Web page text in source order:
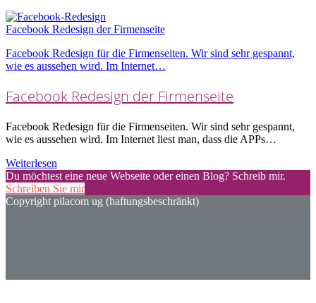
Facebook Redesign der Firmenseite
Facebook Redesign für die Firmenseiten. Wir sind sehr gespannt,
wie es aussehen wird. Im Internet…
Facebook Redesign der Firmenseite
Facebook Redesign für die Firmenseiten. Wir sind sehr gespannt,
wie es aussehen wird. Im Internet liest man, dass die APPs…
Weiterlesen
Du möchtest eine neue Webseite oder einen Blog? Schreib mir.
Schreiben Sie mir
Copyright pilacom ug (haftungsbeschränkt)